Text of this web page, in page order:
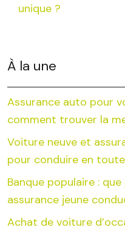
unique ?
À la une
Assurance auto pour
comment trouver la
Voiture neuve et
pour conduire en
Banque populaire :
assurance jeune
Achat de voiture